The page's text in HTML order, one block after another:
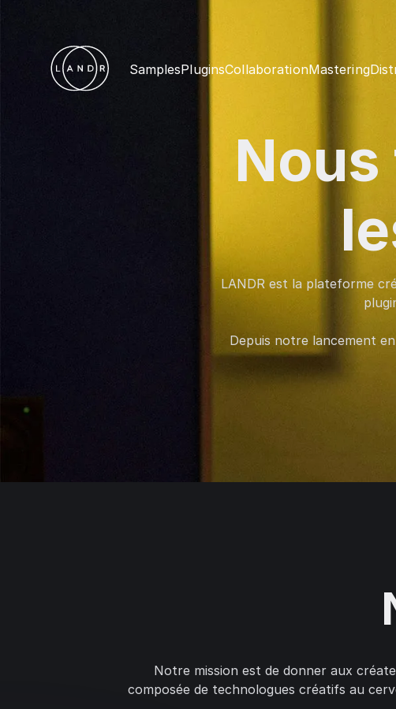
SamplesPluginsCollaborationMastering
LANDR est la plateforme
Depuis notre lancement
Notre mission est de donner aux
composée de technologues créatifs au